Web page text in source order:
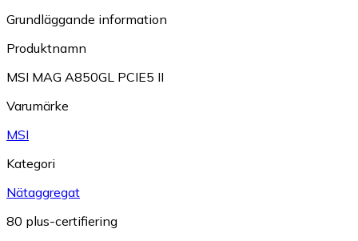
Grundläggande information
Produktnamn
MSI MAG A850GL PCIE5 II
Varumärke
MSI
Kategori
Nätaggregat
80 plus-certifiering